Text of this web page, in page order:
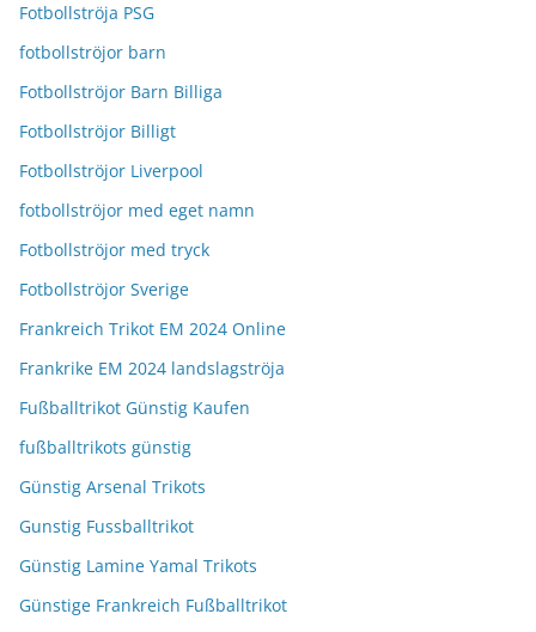
Fotbollströja PSG
fotbollströjor barn
Fotbollströjor Barn Billiga
Fotbollströjor Billigt
Fotbollströjor Liverpool
fotbollströjor med eget namn
Fotbollströjor med tryck
Fotbollströjor Sverige
Frankreich Trikot EM 2024 Online
Frankrike EM 2024 landslagströja
Fußballtrikot Günstig Kaufen
fußballtrikots günstig
Günstig Arsenal Trikots
Gunstig Fussballtrikot
Günstig Lamine Yamal Trikots
Günstige Frankreich Fußballtrikot